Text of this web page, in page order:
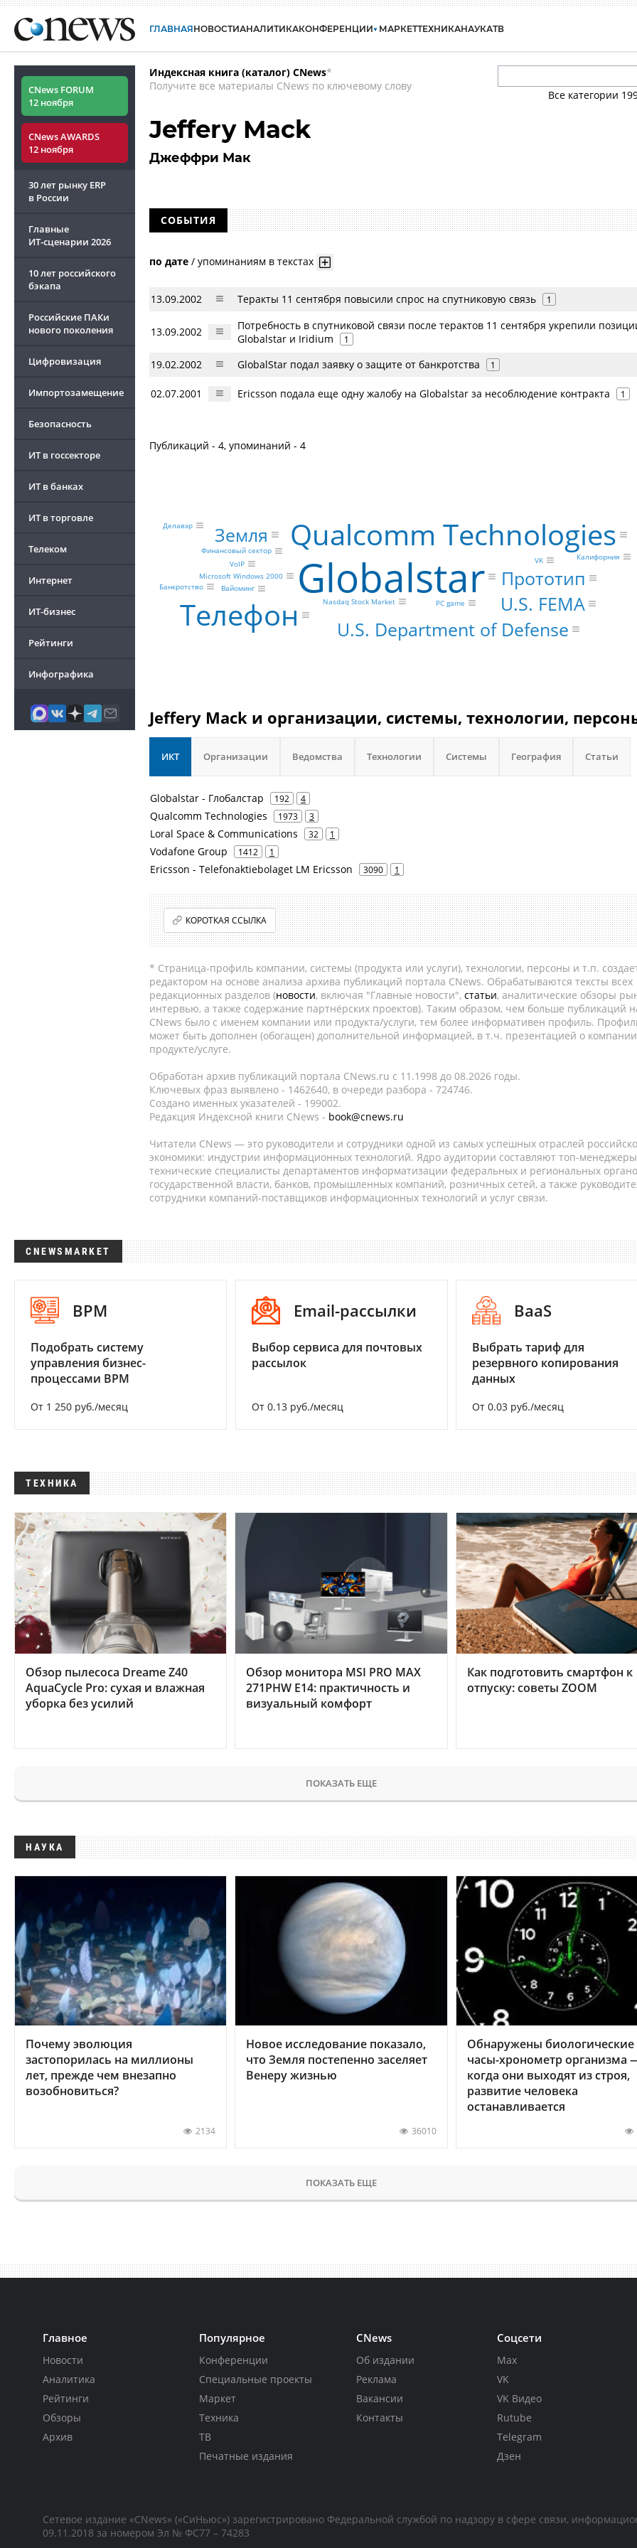
ГЛАВНАЯНОВОСТИАНАЛИТИКАКОНФЕРЕНЦИИ МАРКЕТТЕХНИКАНАУКАТВ
CNews FORUM
12 ноября
CNews AWARDS
12 ноября
30 лет рынку ERP
в России
Главные
ИТ-сценарии 2026
10 лет российского
бэкапа
Российские ПАКи
нового поколения
Цифровизация
Импортозамещение
Безопасность
ИТ в госсекторе
ИТ в банках
ИТ в торговле
Телеком
Интернет
ИТ-бизнес
Рейтинги
Инфографика
Индексная книга (каталог) CNews*
Получите все материалы CNews по ключевому слову
Все категории
Jeffery Mack
Джеффри Мак
СОБЫТИЯ
по дате / упоминаниям в текстах
13.09.2002 Теракты 11 сентября повысили спрос на спутниковую связь 1
13.09.2002
Потребность в спутниковой связи после терактов 11 сентября укрепили
Globalstar и Iridium
1
19.02.2002 GlobalStar подал заявку о защите от банкротства 1
02.07.2001 Ericsson подала еще одну жалобу на Globalstar за несоблюдение контракта 1
Публикаций - 4, упоминаний - 4
Globalstar
Qualcomm Technologies
Телефон
U.S. FEMA
U.S. Department of Defense
Прототип
Земля
VK
Nasdaq Stock Market PC game
VoIP
Microsoft Windows 2000
Вайоминг
Делавэр
Калифорния
Финансовый сектор
Банкротство
Jeffery Mack и организации, системы, технологии,
ИКТ Организации Ведомства Технологии Системы География Статьи
Globalstar - Глобалстар 192 4
Qualcomm Technologies 1973 3
Loral Space & Communications 32 1
Vodafone Group 1412 1
Ericsson - Telefonaktiebolaget LM Ericsson 3090 1
КОРОТКАЯ ССЫЛКА
* Страница-профиль компании, системы (продукта или услуги), технологии, персоны и т.п.
редактором на основе анализа архива публикаций портала CNews. Обрабатываются тексты всех
редакционных разделов (новости, включая "Главные новости", статьи, аналитические обзоры
интервью, а также содержание партнёрских проектов). Таким образом, чем больше публикаций
CNews было с именем компании или продукта/услуги, тем более информативен профиль.
может быть дополнен (обогащен) дополнительной информацией, в т.ч. презентацией о
продукте/услуге.
Обработан архив публикаций портала CNews.ru c 11.1998 до 08.2026 годы.
Ключевых фраз выявлено - 1462640, в очереди разбора - 724746.
Создано именных указателей - 199002.
Редакция Индексной книги CNews - book@cnews.ru
Читатели CNews — это руководители и сотрудники одной из самых успешных отраслей
экономики: индустрии информационных технологий. Ядро аудитории составляют топ-
технические специалисты департаментов информатизации федеральных и региональных
государственной власти, банков, промышленных компаний, розничных сетей, а также
сотрудники компаний-поставщиков информационных технологий и услуг связи.
CNEWSMARKET
BPM
Подобрать систему
управления бизнес-
процессами BPM
От 1 250 руб./месяц
Email-рассылки
Выбор сервиса для почтовых
рассылок
От 0.13 руб./месяц
BaaS
Выбрать тариф для
резервного копирования
данных
От 0.03 руб./месяц
ТЕХНИКА
Обзор пылесоса Dreame Z40
AquaCycle Pro: сухая и влажная
уборка без усилий
Обзор монитора MSI PRO MAX
271PHW E14: практичность и
визуальный комфорт
Как подготовить смартфон к
отпуску: советы ZOOM
ПОКАЗАТЬ ЕЩЕ
НАУКА
Почему эволюция
застопорилась на миллионы
лет, прежде чем внезапно
возобновиться?
2134
Новое исследование показало,
что Земля постепенно заселяет
Венеру жизнью
36010
Обнаружены биологические
часы-хронометр организма
когда они выходят из строя,
развитие человека
останавливается
ПОКАЗАТЬ ЕЩЕ
Главное
Новости
Аналитика
Рейтинги
Обзоры
Архив
Популярное
Конференции
Специальные проекты
Маркет
Техника
ТВ
Печатные издания
CNews
Об издании
Реклама
Вакансии
Контакты
Соцсети
Max
VK
VK Видео
Rutube
Telegram
Дзен
Сетевое издание «CNews» («СиНьюс») зарегистрировано Федеральной службой по надзору в сфере связи,
09.11.2018 за номером Эл № ФС77 – 74283